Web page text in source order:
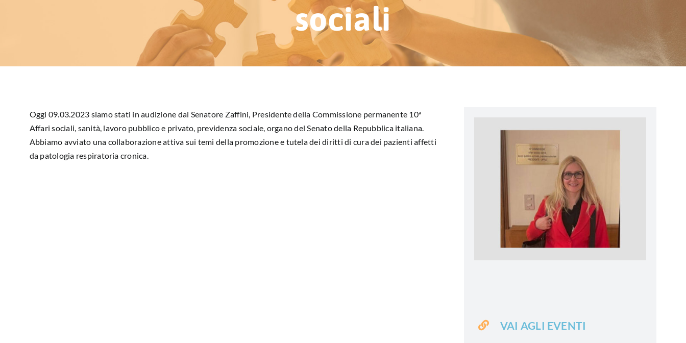
sociali
Oggi 09.03.2023 siamo stati in audizione dal Senatore Zaffini, Presidente della Commissione permanente 10ª
Affari sociali, sanità, lavoro pubblico e privato, previdenza sociale, organo del Senato della Repubblica italiana.
Abbiamo avviato una collaborazione attiva sui temi della promozione e tutela dei diritti di cura dei pazienti affetti
da patologia respiratoria cronica.
VAI AGLI EVENTI